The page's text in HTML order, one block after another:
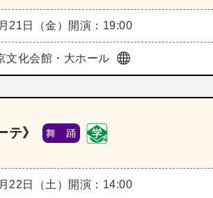
21日（金） 開演：19:00
文化会館・大ホール
》 舞 踊
22日（土） 開演：14:00